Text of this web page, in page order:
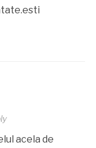
acela de